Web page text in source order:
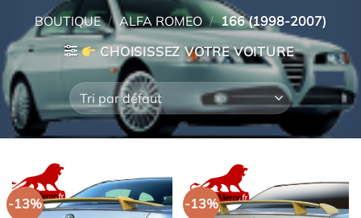
BOUTIQUE / ALFA ROMEO / 166 (1998-2007)
CHOISISSEZ VOTRE VOITURE
-13% -13%